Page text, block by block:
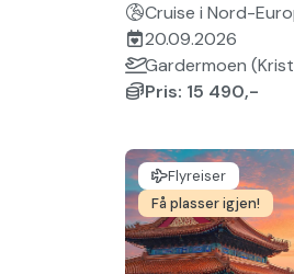
Cruise i Nord-
20.09.2026
Gardermoen
Pris: 15 490,-
Flyreiser
Få plasser igjen!